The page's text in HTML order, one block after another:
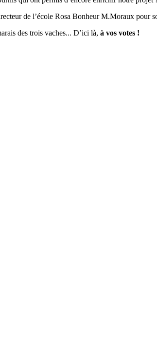
de l’école Rosa Bonheur M.Moraux pour
des trois vaches... D’ici là, à vos votes !